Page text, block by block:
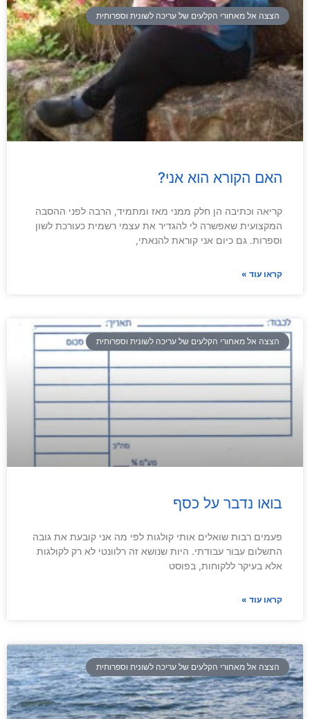
הצצה אל מאחורי הקלעים של עריכה לשונית וספרותית
האם הקורא הוא אני?
קריאה וכתיבה הן חלק ממני מאז ומתמיד, הרבה לפני ההסבה
המקצועית שאפשרה לי להגדיר את עצמי רשמית כעורכת לשון
וספרות. גם כיום אני קוראת להנאתי,
קראו עוד »
הצצה אל מאחורי הקלעים של עריכה לשונית וספרותית
בואו נדבר על כסף
פעמים רבות שואלים אותי קולגות לפי מה אני קובעת את גובה
התשלום עבור עבודתי. היות שנושא זה רלוונטי לא רק לקולגות
אלא בעיקר ללקוחות, בפוסט
קראו עוד »
הצצה אל מאחורי הקלעים של עריכה לשונית וספרותית